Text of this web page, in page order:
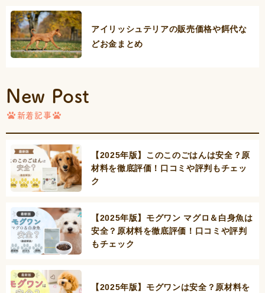
アイリッシュテリアの販売価格や餌代な
どお金まとめ
New Post
新着記事
【2025年版】このこのごはんは安全？原
材料を徹底評価！口コミや評判もチェッ
ク
【2025年版】モグワン マグロ＆白身魚は
安全？原材料を徹底評価！口コミや評判
もチェック
【2025年版】モグワンは安全？原材料を